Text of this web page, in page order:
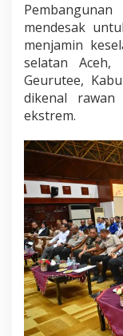
mendesak
menjamin
selatan Aceh,
Geurutee,
dikenal rawan
ekstrem.